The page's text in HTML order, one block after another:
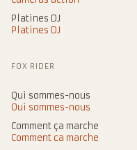
Platines DJ
Platines DJ
FOX RIDER
Qui sommes-nous
Qui sommes-nous
Comment ça marche
Comment ça marche